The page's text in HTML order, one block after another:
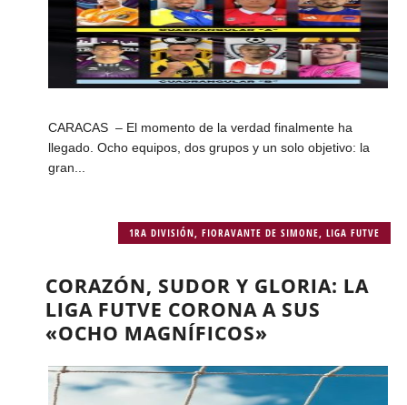
CARACAS – El momento de la verdad finalmente ha
llegado. Ocho equipos, dos grupos y un solo objetivo: la
gran...
1RA DIVISIÓN ,FIORAVANTE DE SIMONE ,LIGA FUTVE
CORAZÓN, SUDOR Y GLORIA: LA
LIGA FUTVE CORONA A SUS
«OCHO MAGNÍFICOS»